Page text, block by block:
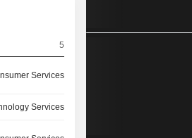
5
Services
Services